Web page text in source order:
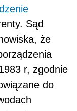
Sąd
że
r, zgodnie
do